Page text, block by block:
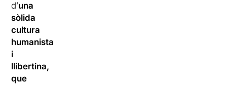
d’una
sòlida
cultura
humanista
i
llibertina,
que